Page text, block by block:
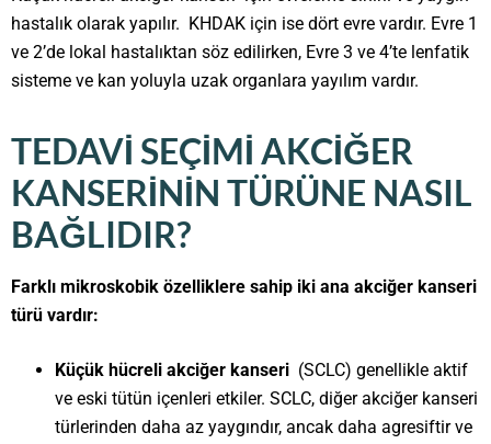
hastalık olarak yapılır. KHDAK için ise dört evre vardır. Evre 1
ve 2’de lokal hastalıktan söz edilirken, Evre 3 ve 4’te lenfatik
sisteme ve kan yoluyla uzak organlara yayılım vardır.
TEDAVI SEÇIMI AKCIĞER
KANSERININ TÜRÜNE NASIL
BAĞLIDIR?
Farklı mikroskobik özelliklere sahip iki ana akciğer kanseri
türü vardır:
Küçük hücreli akciğer kanseri (SCLC) genellikle aktif
ve eski tütün içenleri etkiler. SCLC, diğer akciğer kanseri
türlerinden daha az yaygındır, ancak daha agresiftir ve